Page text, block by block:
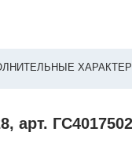
арт.